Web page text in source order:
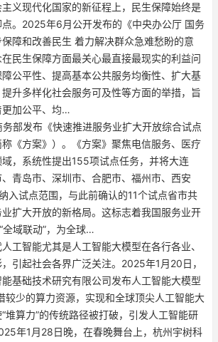
现代化国家的新征程上，民生保障始终是
。2025年6月公开发布的《中央办公厅 国务
障和改善民生 着力解决群众急难愁盼的意
民生保障方面最关心最直接最现实的利益问
公平性、提高基本公共服务均衡性、扩大基
升多样化社会服务可及性等方面的举措，旨
更加公平、均…
发布《快速推进服务业扩大开放综合试点
《方案》）。《方案》聚焦电信服务、医疗
，系统性提出155项试点任务，并将大连
青岛市、深圳市、合肥市、福州市、西安
入试点范围，与此前确认的11个试点省市共
扩大开放的新格局。这标志着我国服务业开
全域联动”，为全球…
智能尤其是人工智能大模型在各行各业、
引起社会各界广泛关注。2025年1月20日，
基础技术研究有限公司发布人工智能大模型
较少的算力资源，实现和全球顶尖人工智能大
堆算力”的传统路径被打破，引发人工智能研
年1月28日晚，在春晚舞台上，杭州宇树科